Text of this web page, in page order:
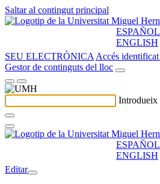
Saltar al contingut principal
ESPAÑOL
ENGLISH
SEU ELECTRÒNICA Accés
Gestor de continguts del lloc
Introdueix
ESPAÑOL
ENGLISH
Editar